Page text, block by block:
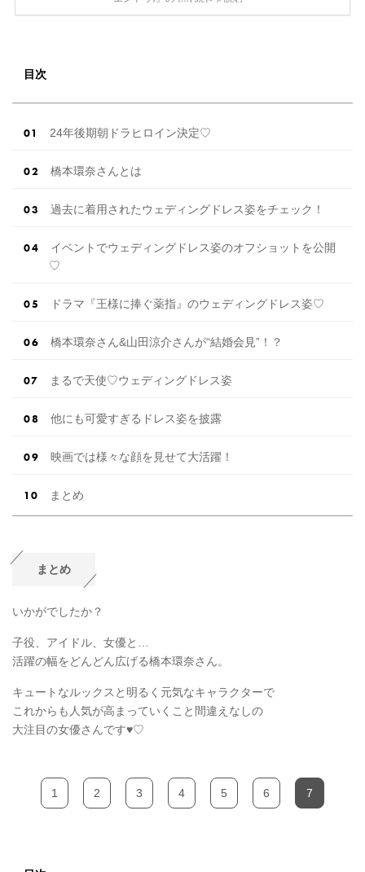
目次
24年後期朝ドラヒロイン決定♡
橋本環奈さんとは
過去に着用されたウェディングドレス姿をチェック！
イベントでウェディングドレス姿のオフショットを公開
♡
ドラマ『王様に捧ぐ薬指』のウェディングドレス姿♡
橋本環奈さん&山田涼介さんが“結婚会見”！？
まるで天使♡ウェディングドレス姿
他にも可愛すぎるドレス姿を披露
映画では様々な顔を見せて大活躍！
まとめ
まとめ
いかがでしたか？
子役、アイドル、女優と…
活躍の幅をどんどん広げる橋本環奈さん。
キュートなルックスと明るく元気なキャラクターで
これからも人気が高まっていくこと間違えなしの
大注目の女優さんです♥♡
1 2 3 4 5 6 7